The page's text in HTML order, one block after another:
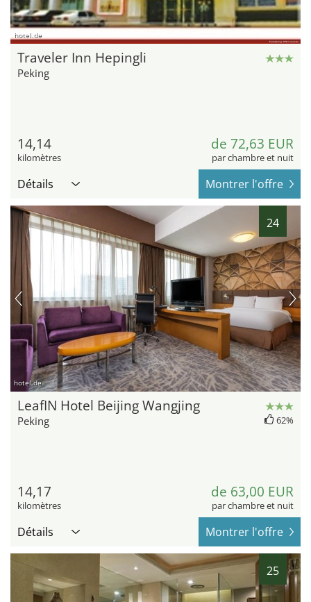
hotel.de
Traveler Inn Hepingli
Peking
14,14
kilomètres
de 72,63 EUR
par chambre et nuit
Détails Montrer l'offre
24
hotel.de
LeafIN Hotel Beijing Wangjing
Peking 62%
14,17
kilomètres
de 63,00 EUR
par chambre et nuit
Détails Montrer l'offre
25